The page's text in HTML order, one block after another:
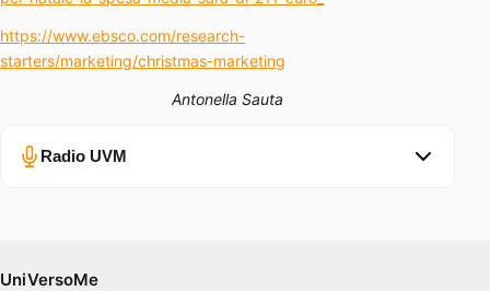
Radio UVM
https://www.ebsco.com/research-
starters/marketing/christmas-marketing
Antonella Sauta
UniVersoMe